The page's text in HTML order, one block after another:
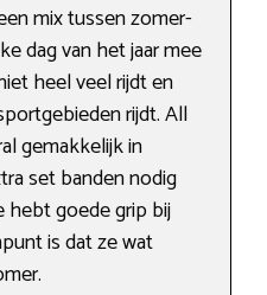
mix tussen zomer-
dag van het jaar mee
heel veel rijdt en
rijdt. All
gemakkelijk in
set banden nodig
hebt goede grip bij
is dat ze wat